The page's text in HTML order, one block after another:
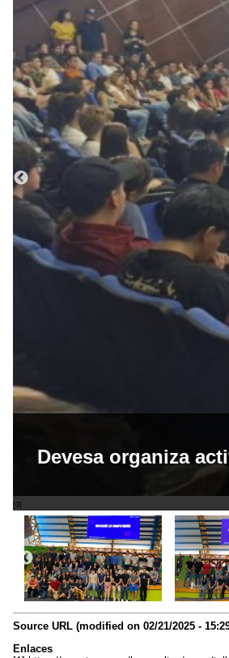
[3]
Devesa organiza
Source URL (modified on 02/21/2025 -
Enlaces